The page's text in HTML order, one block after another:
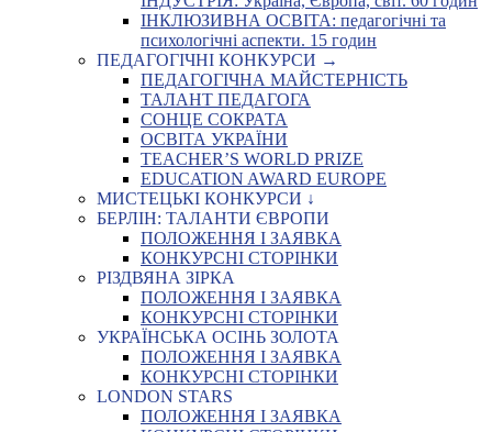
ІНКЛЮЗИВНА ОСВІТА: педагогічні та
психологічні аспекти. 15 годин
ПЕДАГОГІЧНІ КОНКУРСИ →
ПЕДАГОГІЧНА МАЙСТЕРНІСТЬ
ТАЛАНТ ПЕДАГОГА
СОНЦЕ СОКРАТА
ОСВІТА УКРАЇНИ
TEACHER’S WORLD PRIZE
EDUCATION AWARD EUROPE
МИСТЕЦЬКІ КОНКУРСИ ↓
БЕРЛІН: ТАЛАНТИ ЄВРОПИ
ПОЛОЖЕННЯ І ЗАЯВКА
КОНКУРСНІ СТОРІНКИ
РІЗДВЯНА ЗІРКА
ПОЛОЖЕННЯ І ЗАЯВКА
КОНКУРСНІ СТОРІНКИ
УКРАЇНСЬКА ОСІНЬ ЗОЛОТА
ПОЛОЖЕННЯ І ЗАЯВКА
КОНКУРСНІ СТОРІНКИ
LONDON STARS
ПОЛОЖЕННЯ І ЗАЯВКА